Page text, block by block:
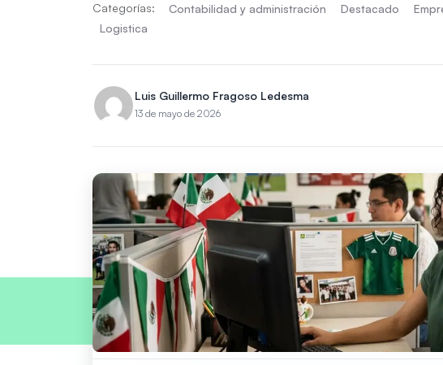
Categorías: Contabilidad y administración Destacado
Logistica
Luis Guillermo Fragoso Ledesma
13 de mayo de 2026